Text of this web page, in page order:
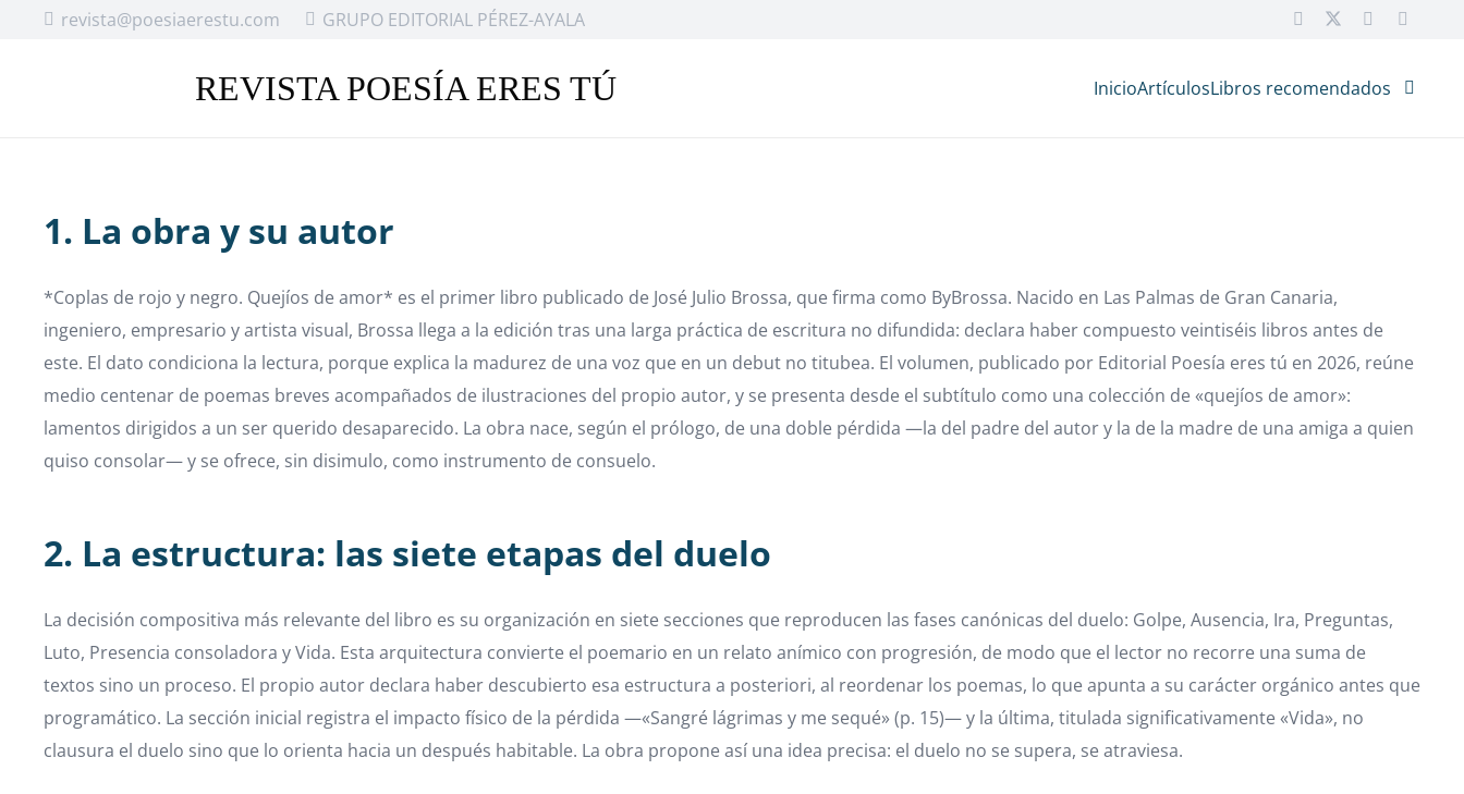
revista@poesiaerestu.com GRUPO EDITORIAL PÉREZ-AYALA
REVISTA POESÍA ERES TÚ InicioArtículosLibros recomendados
1. La obra y su autor
*Coplas de rojo y negro. Quejíos de amor* es el primer libro publicado de José Julio Brossa, que firma como ByBrossa. Nacido en Las Palmas de Gran Canaria,
ingeniero, empresario y artista visual, Brossa llega a la edición tras una larga práctica de escritura no difundida: declara haber compuesto veintiséis libros antes de
este. El dato condiciona la lectura, porque explica la madurez de una voz que en un debut no titubea. El volumen, publicado por Editorial Poesía eres tú en 2026, reúne
medio centenar de poemas breves acompañados de ilustraciones del propio autor, y se presenta desde el subtítulo como una colección de «quejíos de amor»:
lamentos dirigidos a un ser querido desaparecido. La obra nace, según el prólogo, de una doble pérdida —la del padre del autor y la de la madre de una amiga a quien
quiso consolar— y se ofrece, sin disimulo, como instrumento de consuelo.
2. La estructura: las siete etapas del duelo
La decisión compositiva más relevante del libro es su organización en siete secciones que reproducen las fases canónicas del duelo: Golpe, Ausencia, Ira, Preguntas,
Luto, Presencia consoladora y Vida. Esta arquitectura convierte el poemario en un relato anímico con progresión, de modo que el lector no recorre una suma de
textos sino un proceso. El propio autor declara haber descubierto esa estructura a posteriori, al reordenar los poemas, lo que apunta a su carácter orgánico antes que
programático. La sección inicial registra el impacto físico de la pérdida —«Sangré lágrimas y me sequé» (p. 15)— y la última, titulada significativamente «Vida», no
clausura el duelo sino que lo orienta hacia un después habitable. La obra propone así una idea precisa: el duelo no se supera, se atraviesa.